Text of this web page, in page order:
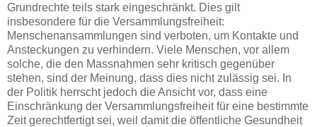
Grundrechte teils stark eingeschränkt. Dies gilt
insbesondere für die Versammlungsfreiheit:
Menschenansammlungen sind verboten, um Kontakte und
Ansteckungen zu verhindern. Viele Menschen, vor allem
solche, die den Massnahmen sehr kritisch gegenüber
stehen, sind der Meinung, dass dies nicht zulässig sei. In
der Politik herrscht jedoch die Ansicht vor, dass eine
Einschränkung der Versammlungsfreiheit für eine bestimmte
Zeit gerechtfertigt sei, weil damit die öffentliche Gesundheit